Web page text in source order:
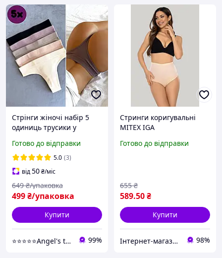
Стрінги жіночі набір 5
одиниць трусики у
зручні стринги на кожен
день для дівчат набір
трусів
Готово до відправки
5.0 (3)
від50₴/міс
499₴/упаковка
649 ₴/упаковка
Купити
⭐⭐⭐⭐⭐Angel's touch Територія затишку та комфорту 99%
Стринги коригувальні
MITEX IGA
Готово до відправки
589.50₴
655 ₴
Купити
Інтернет-магазин "Carmen" 98%